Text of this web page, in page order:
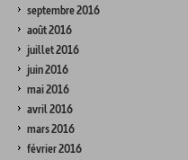
septembre 2016
août 2016
juillet 2016
juin 2016
mai 2016
avril 2016
mars 2016
février 2016